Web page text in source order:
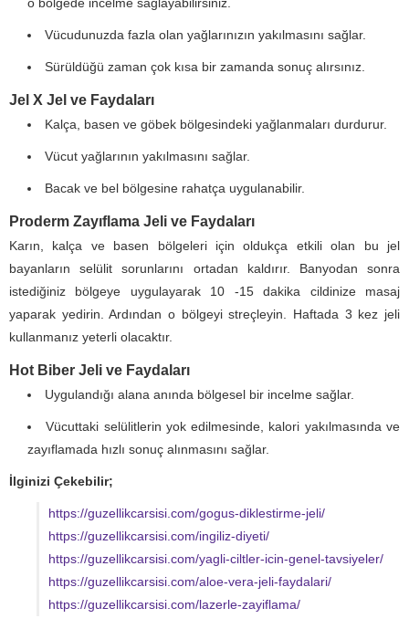
o bölgede incelme sağlayabilirsiniz.
Vücudunuzda fazla olan yağlarınızın yakılmasını sağlar.
Sürüldüğü zaman çok kısa bir zamanda sonuç alırsınız.
Jel X Jel ve Faydaları
Kalça, basen ve göbek bölgesindeki yağlanmaları durdurur.
Vücut yağlarının yakılmasını sağlar.
Bacak ve bel bölgesine rahatça uygulanabilir.
Proderm Zayıflama Jeli ve Faydaları
Karın, kalça ve basen bölgeleri için oldukça etkili olan bu jel
bayanların selülit sorunlarını ortadan kaldırır. Banyodan sonra
istediğiniz bölgeye uygulayarak 10 -15 dakika cildinize masaj
yaparak yedirin. Ardından o bölgeyi streçleyin. Haftada 3 kez jeli
kullanmanız yeterli olacaktır.
Hot Biber Jeli ve Faydaları
Uygulandığı alana anında bölgesel bir incelme sağlar.
Vücuttaki selülitlerin yok edilmesinde, kalori yakılmasında ve
zayıflamada hızlı sonuç alınmasını sağlar.
İlginizi Çekebilir;
https://guzellikcarsisi.com/gogus-diklestirme-jeli/
https://guzellikcarsisi.com/ingiliz-diyeti/
https://guzellikcarsisi.com/yagli-ciltler-icin-genel-tavsiyeler/
https://guzellikcarsisi.com/aloe-vera-jeli-faydalari/
https://guzellikcarsisi.com/lazerle-zayiflama/